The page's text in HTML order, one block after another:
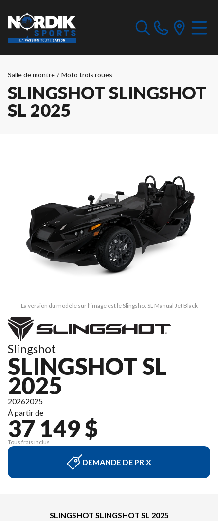
Salle de montre / Moto trois roues
SLINGSHOT SLINGSHOT
SL 2025
La version du modèle sur l'image est le Slingshot SL Manual Jet Black
Slingshot
SLINGSHOT SL
2025
20262025
À partir de
37 149 $
Tous frais inclus
DEMANDE DE PRIX
SLINGSHOT SLINGSHOT SL 2025